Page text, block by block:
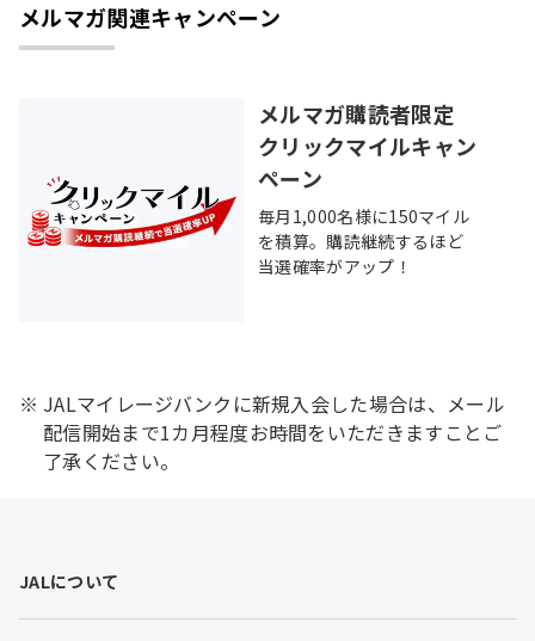
メルマガ関連キャンペーン
メルマガ購読者限定
クリックマイルキャン
ペーン
毎月1,000名様に150マイル
を積算。購読継続するほど
当選確率がアップ！
JALマイレージバンクに新規入会した場合は、メール
配信開始まで1カ月程度お時間をいただきますことご
了承ください。
o
JALについて